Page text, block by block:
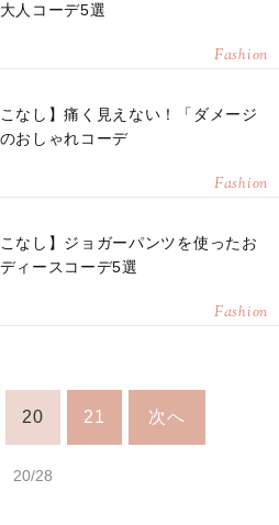
人コーデ5選
Fashion
こなし】痛く見えない！「ダメージ
おしゃれコーデ
Fashion
こなし】ジョガーパンツを使ったお
ィースコーデ5選
Fashion
20 21 次へ
20/28